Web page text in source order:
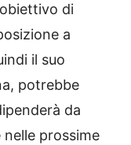
di
a
il suo
potrebbe
da
prossime